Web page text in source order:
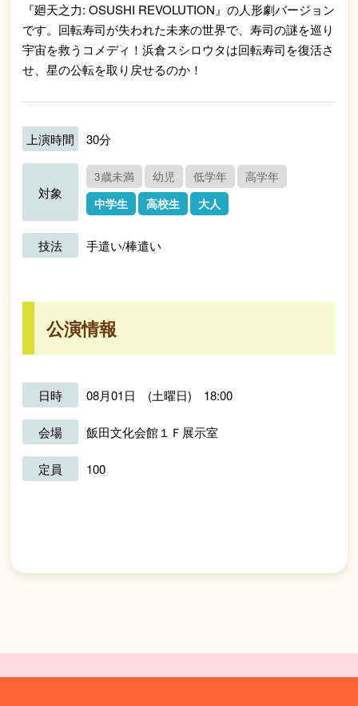
『廻天之力: OSUSHI REVOLUTION』の人形劇バージョン
です。回転寿司が失われた未来の世界で、寿司の謎を巡り
宇宙を救うコメディ！浜倉スシロウタは回転寿司を復活さ
せ、星の公転を取り戻せるのか！
上演時間 30分
対象
3歳未満 幼児 低学年
高学年
中学生
高校生 大人
技法 手遣い/棒遣い
公演情報
日時 08月01日 (土曜日) 18:00
会場 飯田文化会館１Ｆ展示室
定員 100